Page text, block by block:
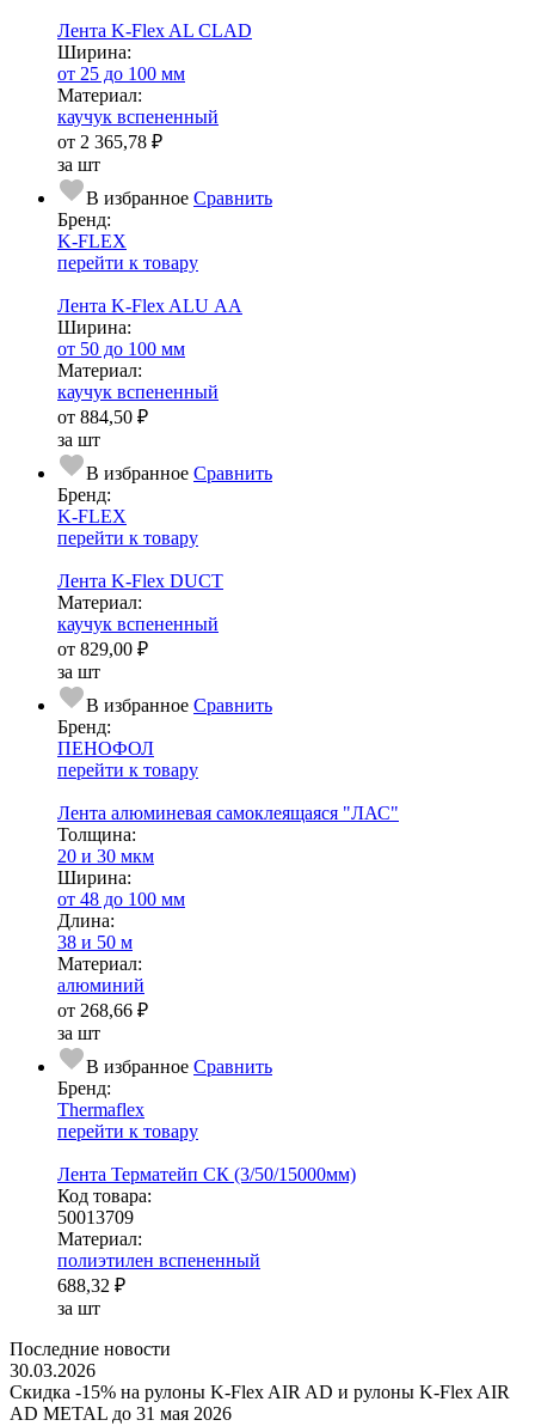
Лента K-Flex AL CLAD
Ширина:
от 25 до 100 мм
Ма­­те­­ри­­ал:
каучук вспененный
от 2 365,78 ₽
за шт
В избранное Сравнить
Бренд:
K-FLEX
перейти к товару
Лента K-Flex ALU АА
Ширина:
от 50 до 100 мм
Ма­­те­­ри­­ал:
каучук вспененный
от 884,50 ₽
за шт
В избранное Сравнить
Бренд:
K-FLEX
перейти к товару
Лента K-Flex DUCT
Ма­­те­­ри­­ал:
каучук вспененный
от 829,00 ₽
за шт
В избранное Сравнить
Бренд:
ПЕНОФОЛ
перейти к товару
Лента алюминевая самоклеящаяся "ЛАС"
Тол­щи­на:
20 и 30 мкм
Ширина:
от 48 до 100 мм
Длина:
38 и 50 м
Ма­­те­­ри­­ал:
алюминий
от 268,66 ₽
за шт
В избранное Сравнить
Бренд:
Thermaflex
перейти к товару
Лента Терматейп СК (3/50/15000мм)
Код товара:
50013709
Ма­­те­­ри­­ал:
полиэтилен вспененный
688,32 ₽
за шт
Последние новости
30.03.2026
Скидка -15% на рулоны K-Flex AIR AD и рулоны K-Flex AIR
AD METAL до 31 мая 2026